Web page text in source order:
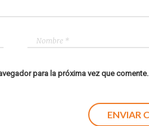
para la próxima vez que comente.